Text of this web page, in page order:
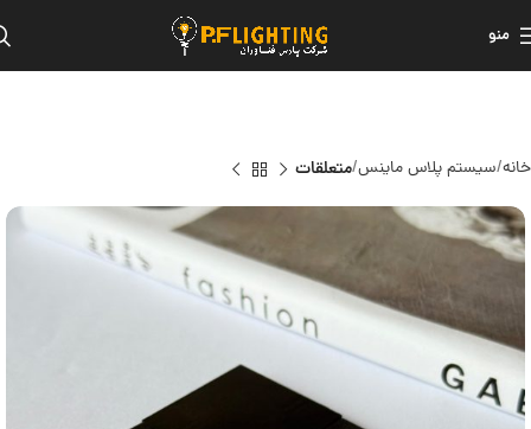
منو
خانه سیستم پلاس ماینس متعلقات